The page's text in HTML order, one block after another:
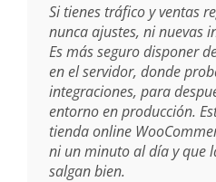
Si tienes tráfico y ventas
nunca ajustes, ni nuevas
Es más seguro disponer
en el servidor, donde
integraciones, para
entorno en producción.
tienda online
ni un minuto al día y que
salgan bien.